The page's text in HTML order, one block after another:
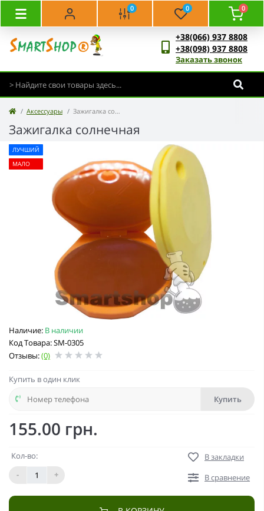
0 0 0
+38(066) 937 8808
+38(098) 937 8808
Заказать звонок
Аксессуары Зажигалка солнечная
Зажигалка солнечная
Наличие: В наличии
Код Товара: SM-0305
Отзывы:(0)
ЛУЧШИЙ
МАЛО
Купить в один клик
Купить
155.00 грн.
Кол-во:
-
+
В закладки
В сравнение